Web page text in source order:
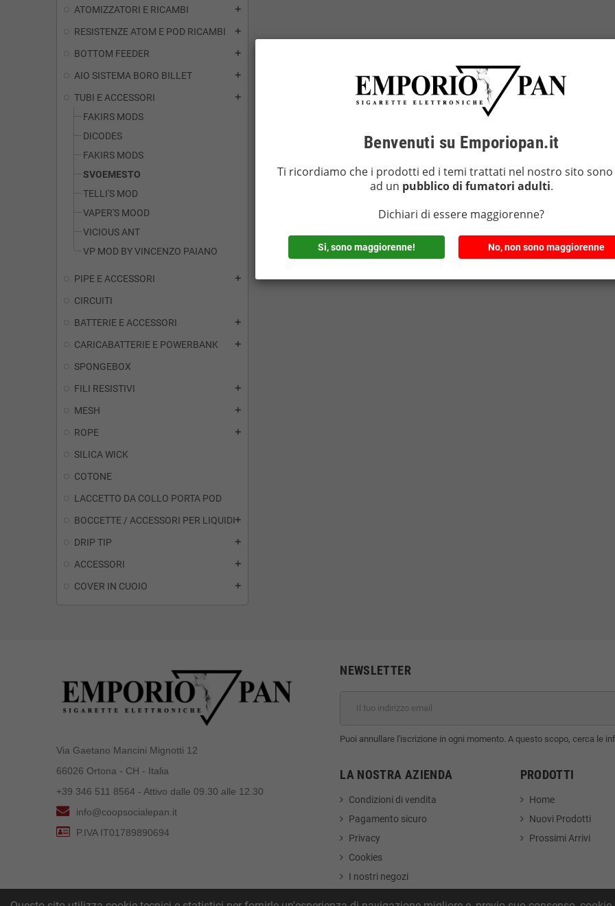
ATOMIZZATORI E RICAMBI add
RESISTENZE ATOM E POD RICAMBI add
BOTTOM FEEDER add
AIO SISTEMA BORO BILLET add
TUBI E ACCESSORI add
FAKIRS MODS
DICODES
FAKIRS MODS
SVOEMESTO
TELLI'S MOD
VAPER'S MOOD
VICIOUS ANT
VP MOD BY VINCENZO PAIANO
PIPE E ACCESSORI add
CIRCUITI
BATTERIE E ACCESSORI
add
CARICABATTERIE E POWERBANK add
SPONGEBOX
FILI RESISTIVI
add
MESH add
ROPE add
SILICA WICK
COTONE
LACCETTO DA COLLO PORTA POD
BOCCETTE / ACCESSORI PER LIQUIDIadd
DRIP TIP add
ACCESSORI add
COVER IN CUOIO add
Via Gaetano Mancini Mignotti 12
66026 Ortona - CH - Italia
+39 346 511 8564 - Attivo dalle 09.30 alle 12.30
info@coopsocialepan.it
P.IVA IT01789890694
NEWSLETTER
Puoi annullare l'iscrizione in ogni momento. A questo scopo, cerca le
LA NOSTRA AZIENDA
Condizioni di vendita
Pagamento sicuro
Privacy
Cookies
I nostri negozi
PRODOTTI
Home
Nuovi Prodotti
Prossimi Arrivi
Benvenuti su Emporiopan.it
Ti ricordiamo che i prodotti ed i temi trattati nel nostro sito
ad un pubblico di fumatori adulti.
Dichiari di essere maggiorenne?
Si, sono maggiorenne! No, non sono maggiorenne